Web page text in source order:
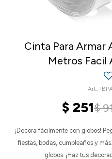
Cinta Para Armar
Metros Facil
$ 251$
¡Decora fácilmente con globos!
fiestas, bodas, cumpleaños y
globos. ¡Haz tus